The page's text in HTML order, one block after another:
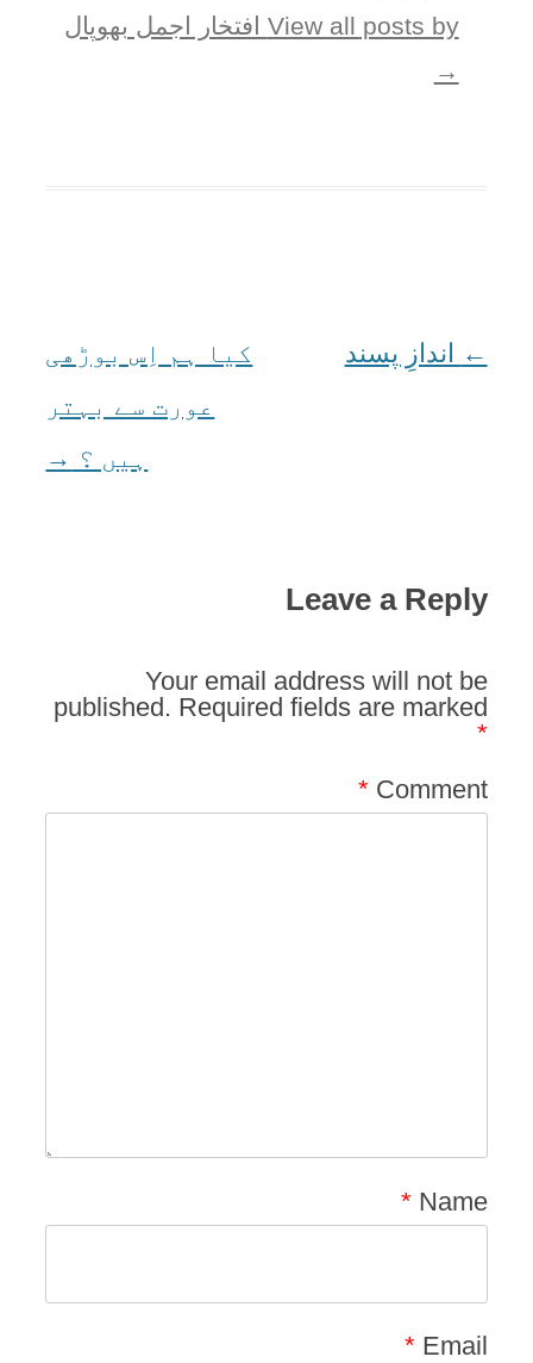
View all posts by افتخار اجمل بھوپال
→
Post
← اندازِ پسند
کیا ہم اِس بوڑھی
عورت سے بہتر
ہیں ؟ →
Leave a Reply
Your email address will not be
published. Required fields are marked
*
Comment
*
Name
*
Email
*